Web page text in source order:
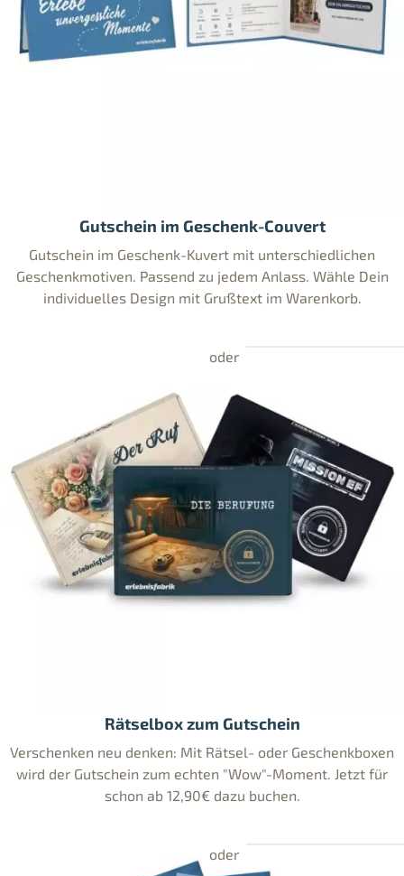
Gutschein im Geschenk-Couvert
Gutschein im Geschenk-Kuvert mit unterschiedlichen
Geschenkmotiven. Passend zu jedem Anlass. Wähle Dein
individuelles Design mit Grußtext im Warenkorb.
Rätselbox zum Gutschein
Verschenken neu denken: Mit Rätsel- oder Geschenkboxen
wird der Gutschein zum echten "Wow"-Moment. Jetzt für
schon ab 12,90€ dazu buchen.